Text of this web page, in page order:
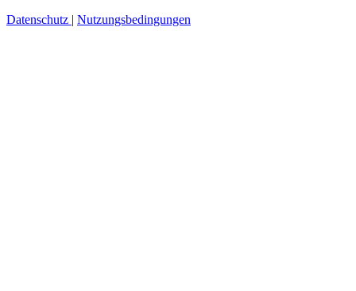
Datenschutz | Nutzungsbedingungen